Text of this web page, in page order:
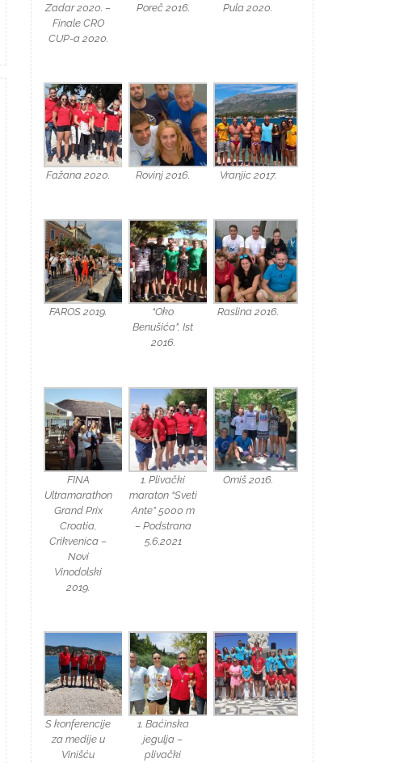
Zadar 2020. –
Finale CRO
CUP-a 2020.
Poreč 2016. Pula 2020.
Fažana 2020. Rovinj 2016. Vranjic 2017.
FAROS 2019.
“Oko
Benušića”, Ist
2016.
Raslina 2016.
FINA
Ultramarathon
Grand Prix
Croatia,
Crikvenica –
Novi
Vinodolski
2019.
1. Plivački
maraton “Sveti
Ante” 5000 m
– Podstrana
5.6.2021
Omiš 2016.
S konferencije
za medije u
Vinišću
1. Baćinska
jegulja –
plivački